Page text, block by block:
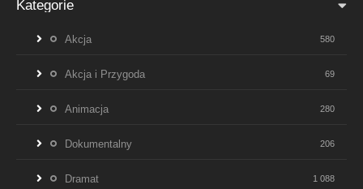
Kategorie
Akcja 580
Akcja i Przygoda 69
Animacja 280
Dokumentalny 206
Dramat 1 088